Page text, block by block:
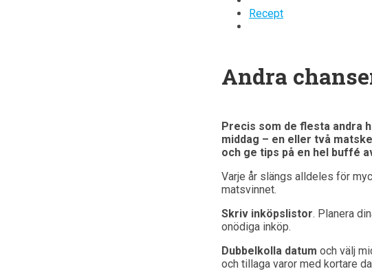
Recept
Andra
Precis som de flesta andra
middag – en eller två
och ge tips på en hel buffé
Varje år slängs alldeles för
matsvinnet.
Skriv inköpslistor. Planera
onödiga inköp.
Dubbelkolla datum och välj
och tillaga varor med kortare